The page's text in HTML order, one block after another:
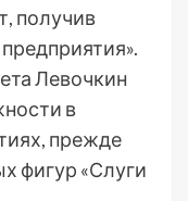
получив
Левочкин
в
прежде
фигур «Слуги